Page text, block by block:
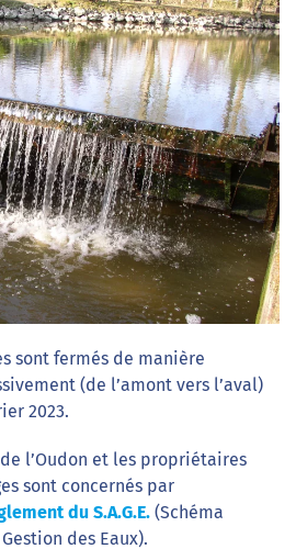
sont fermés de manière
(de l’amont vers l’aval)
2023.
l’Oudon et les propriétaires
sont concernés par
du S.A.G.E. (Schéma
des Eaux).